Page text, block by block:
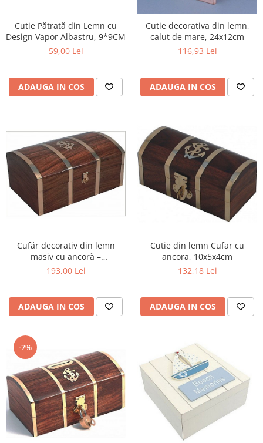
Pesti
Decoratiuni care se agata
Cutie Pătrată din Lemn cu
Design Vapor Albastru, 9*9CM
59,00 Lei
ADAUGA IN COS
Cutie decorativa din lemn,
calut de mare, 24x12cm
116,93 Lei
ADAUGA IN COS
Cufăr decorativ din lemn
masiv cu ancoră –
18.5x11.5x8.5cm
193,00 Lei
ADAUGA IN COS
Cutie din lemn Cufar cu
ancora, 10x5x4cm
132,18 Lei
ADAUGA IN COS
-7%